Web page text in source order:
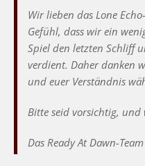
Wir lieben das Lone
Gefühl, dass wir ein
Spiel den letzten Schliff
verdient. Daher danken
und euer Verständnis
Bitte seid vorsichtig,
Das Ready At Dawn-Team